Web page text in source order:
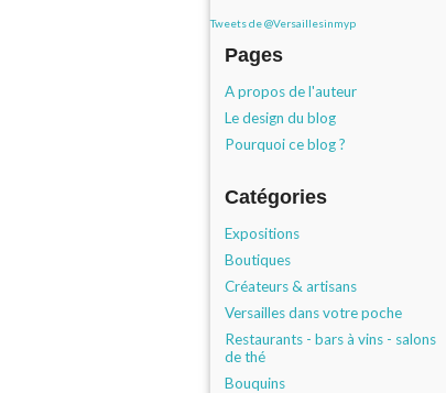
Tweets de @Versaillesinmyp
Pages
A propos de l'auteur
Le design du blog
Pourquoi ce blog ?
Catégories
Expositions
Boutiques
Créateurs & artisans
Versailles dans votre poche
Restaurants - bars à vins - salons
de thé
Bouquins